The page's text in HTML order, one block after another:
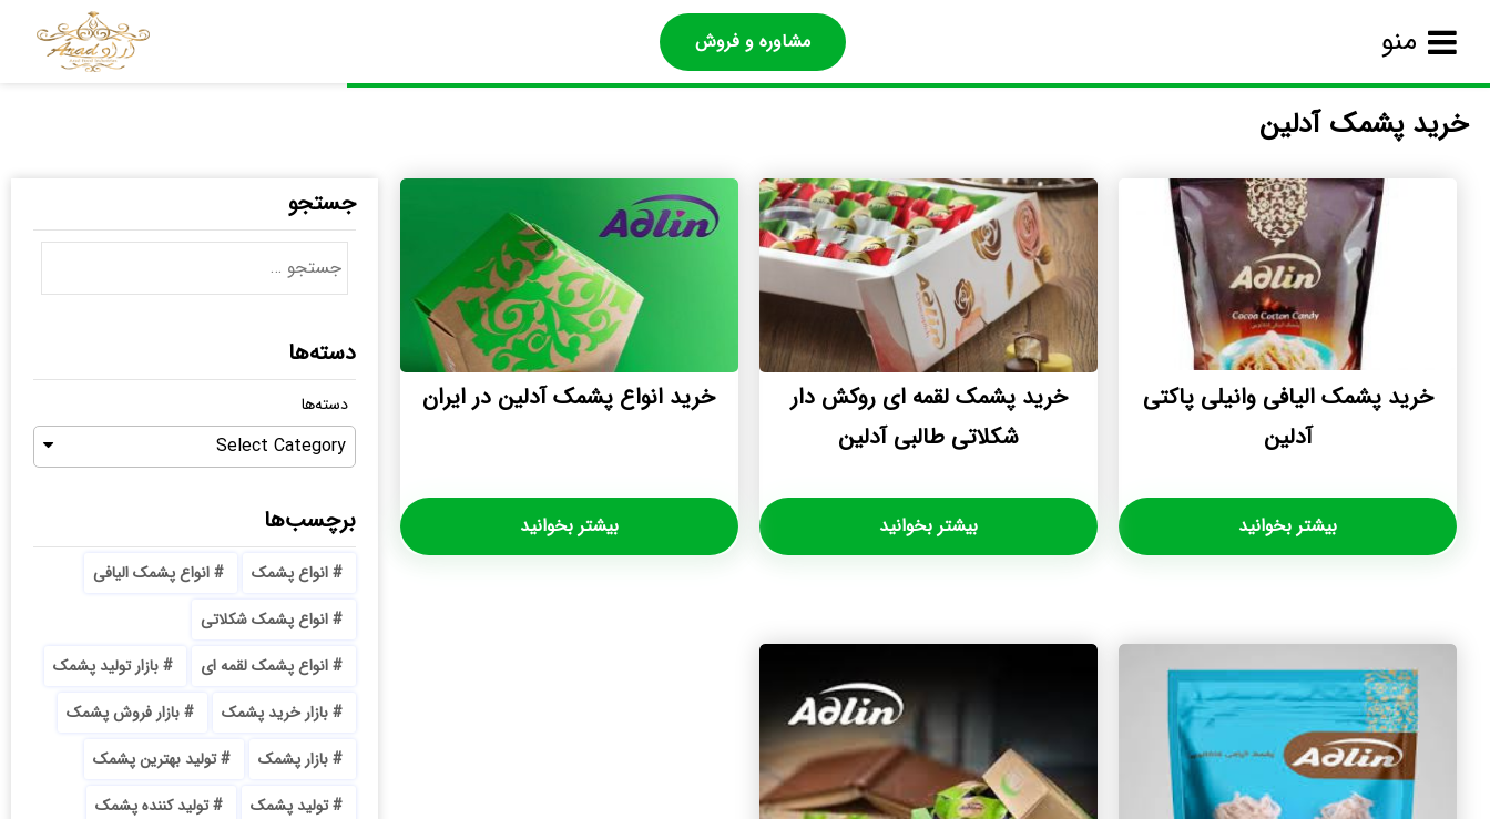
منو مشاوره و فروش
خرید پشمک آدلین
خرید پشمک الیافی وانیلی پاکتی
آدلین
بیشتر بخوانید
خرید پشمک لقمه ای روکش دار
شکلاتی طالبی آدلین
بیشتر بخوانید
خرید انواع پشمک آدلین در ایران
بیشتر بخوانید
جستجو
دسته‌ها
دسته‌ها
Select Category
برچسب‌ها
انواع پشمک
انواع پشمک الیافی
انواع پشمک شکلاتی
انواع پشمک لقمه ای
بازار تولید پشمک
بازار خرید پشمک
بازار فروش پشمک
بازار پشمک
تولید بهترین پشمک
تولید پشمک
تولید کننده پشمک